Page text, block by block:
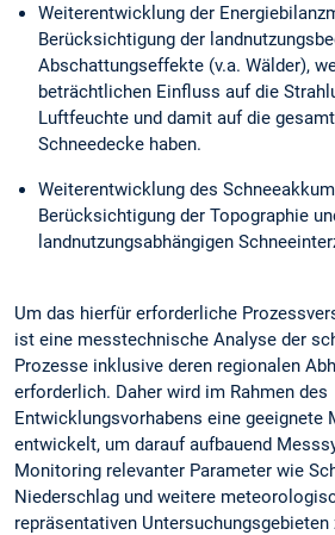
Weiterentwicklung der
Berücksichtigung der
Abschattungseffekte (v.a. Wälder),
beträchtlichen Einfluss auf die
Luftfeuchte und damit auf die
Schneedecke haben.
Weiterentwicklung des
Berücksichtigung der Topographie
landnutzungsabhängigen
Um das hierfür erforderliche
ist eine messtechnische Analyse der
Prozesse inklusive deren regionalen
erforderlich. Daher wird im Rahmen des
Entwicklungsvorhabens eine geeignete
entwickelt, um darauf aufbauend
Monitoring relevanter Parameter wie
Niederschlag und weitere
repräsentativen